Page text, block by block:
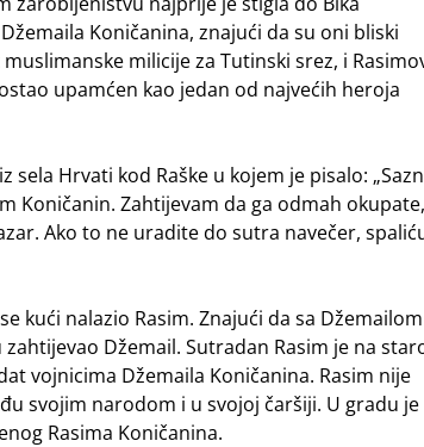
Koničanina, znajući da su oni bliski
milicije za Tutinski srez, i
upamćen kao jedan od najvećih heroja
Hrvati kod Raške u kojem je pisalo:
Koničanin. Zahtijevam da ga odmah okupate,
Ako to ne uradite do sutra navečer,
kući nalazio Rasim. Znajući da sa Džemailom
Džemail. Sutradan Rasim je na
vojnicima Džemaila Koničanina. Rasim nije
svojim narodom i u svojoj čaršiji. U gradu je
Rasima Koničanina.